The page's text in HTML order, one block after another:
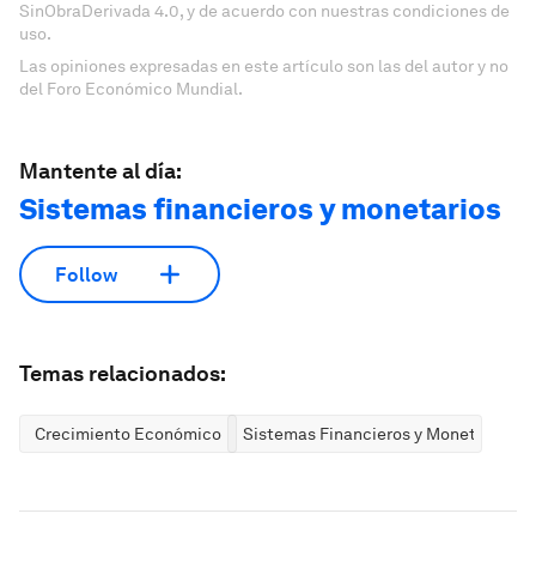
SinObraDerivada 4.0, y de acuerdo con nuestras condiciones de
uso.
Las opiniones expresadas en este artículo son las del autor y no
del Foro Económico Mundial.
Mantente al día:
Sistemas financieros y monetarios
Follow
Temas relacionados:
Crecimiento Económico Sistemas Financieros y Monetarios